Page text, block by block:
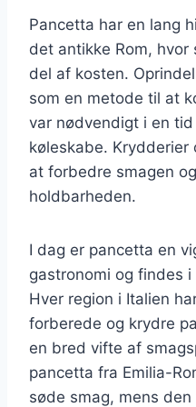
Pancetta har en lang
det antikke Rom,
del af kosten.
som en metode til at
var nødvendigt i en
køleskabe.
at forbedre smagen
holdbarheden.
I dag er pancetta en
gastronomi og findes
Hver region i Italien
forberede og krydre
en bred vifte af
pancetta fra Emilia-
søde smag, mens